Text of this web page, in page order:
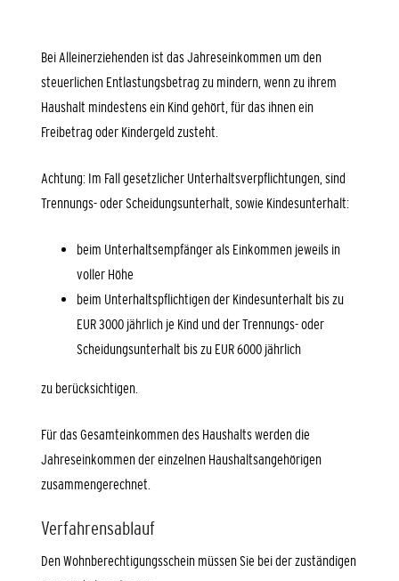
Bei Alleinerziehenden ist das Jahreseinkommen um den
steuerlichen Entlastungsbetrag zu mindern, wenn zu ihrem
Haushalt mindestens ein Kind gehört, für das ihnen ein
Freibetrag oder Kindergeld zusteht.
Achtung: Im Fall gesetzlicher Unterhaltsverpflichtungen, sind
Trennungs- oder Scheidungsunterhalt, sowie Kindesunterhalt:
beim Unterhaltsempfänger als Einkommen jeweils in
voller Höhe
beim Unterhaltspflichtigen der Kindesunterhalt bis zu
EUR 3000 jährlich je Kind und der Trennungs- oder
Scheidungsunterhalt bis zu EUR 6000 jährlich
zu berücksichtigen.
Für das Gesamteinkommen des Haushalts werden die
Jahreseinkommen der einzelnen Haushaltsangehörigen
zusammengerechnet.
Verfahrensablauf
Den Wohnberechtigungsschein müssen Sie bei der zuständigen